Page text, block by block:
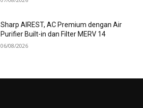
Sharp AIREST, AC Premium dengan Air
Purifier Built-in dan Filter MERV 14
06/08/2026